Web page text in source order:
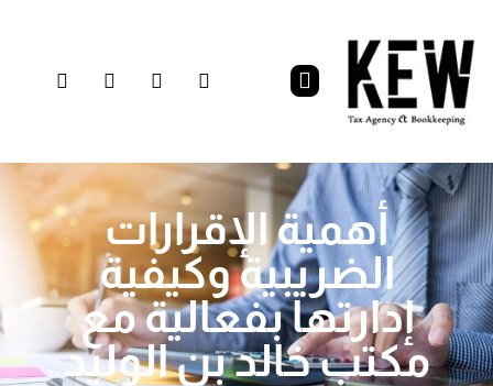
أهمية الإقرارات
الضريبية وكيفية
إدارتها بفعالية مع
مكتب خالد بن الوليد